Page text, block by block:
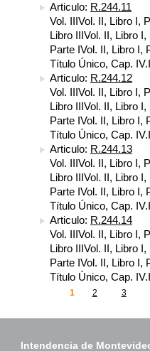
Articulo: R.244.11
Vol. IIIVol. II, Libro I,
Libro IIIVol. II, Libro
Parte IVol. II, Libro I,
Título Único, Cap.
Articulo: R.244.12
Vol. IIIVol. II, Libro I,
Libro IIIVol. II, Libro
Parte IVol. II, Libro I,
Título Único, Cap.
Articulo: R.244.13
Vol. IIIVol. II, Libro I,
Libro IIIVol. II, Libro
Parte IVol. II, Libro I,
Título Único, Cap.
Articulo: R.244.14
Vol. IIIVol. II, Libro I,
Libro IIIVol. II, Libro
Parte IVol. II, Libro I,
Título Único, Cap.
Páginas
1 2 3
Intendencia de